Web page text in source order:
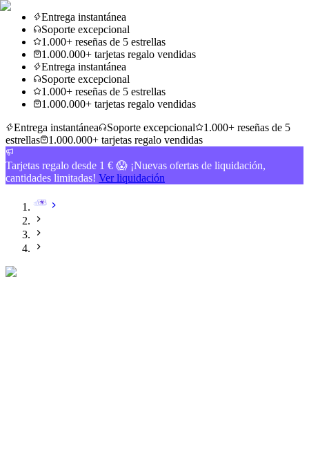
Entrega instantánea
Soporte excepcional
1.000+ reseñas de 5 estrellas
1.000.000+ tarjetas regalo vendidas
Entrega instantánea
Soporte excepcional
1.000+ reseñas de 5 estrellas
1.000.000+ tarjetas regalo vendidas
Entrega instantánea
Soporte excepcional
1.000+ reseñas de 5
estrellas
1.000.000+ tarjetas regalo vendidas
Tarjetas regalo desde 1 € 😱 ¡Nuevas ofertas de liquidación,
cantidades limitadas! Ver liquidación